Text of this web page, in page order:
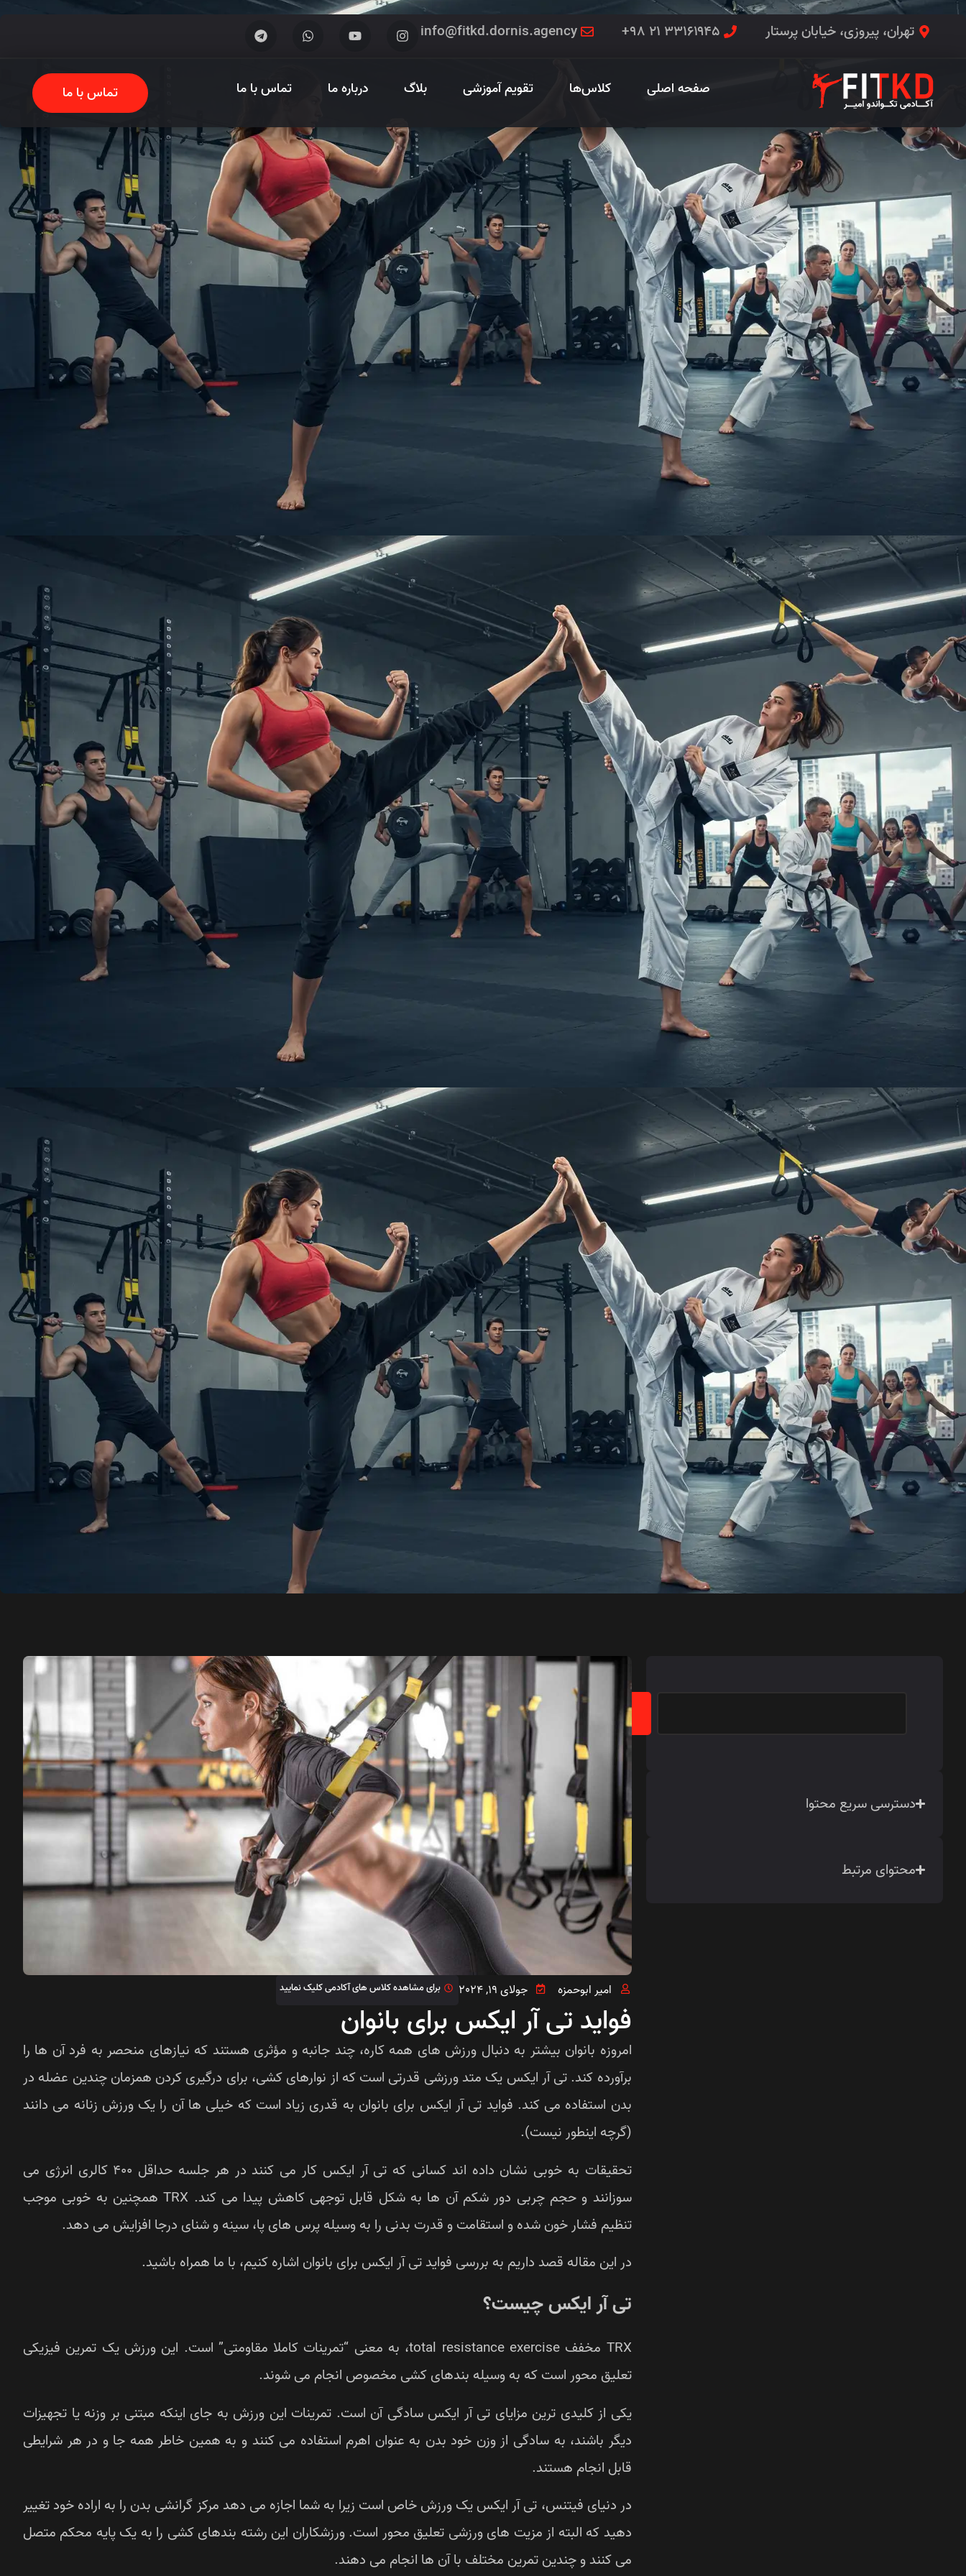
تهران، پیروزی، خیابان پرستار ۳۳۱۶۱۹۴۵ ۲۱ ۹۸+ info@fitkd.dornis.agency
صفحه اصلی کلاس‌ها تقویم آموزشی بلاگ درباره ما تماس با ما تماس با ما
دسترسی سریع محتوا
محتوای مرتبط
امیر ابوحمزه جولای 19, 2024 برای مشاهده کلاس های آکادمی کلیک نمایید
فواید تی آر ایکس برای بانوان
امروزه بانوان بیشتر به دنبال ورزش‌ های همه کاره، چند جانبه و مؤثری هستند که نیازهای منحصر به فرد آن ها را
برآورده کند. تی آر ایکس یک متد ورزشی قدرتی است که از نوارهای کشی، برای درگیری کردن همزمان چندین عضله در
بدن استفاده می‌ کند. فواید تی آر ایکس برای بانوان به قدری زیاد است که خیلی ها آن را یک ورزش زنانه می‌ دانند
(گرچه اینطور نیست).
تحقیقات به خوبی نشان داده اند کسانی که تی آر ایکس کار می کنند در هر جلسه حداقل 400 کالری انرژی می
سوزانند و حجم چربی دور شکم آن ها به شکل قابل توجهی کاهش پیدا می کند. TRX همچنین به خوبی موجب
تنظیم فشار خون شده و استقامت و قدرت بدنی را به وسیله پرس های پا، سینه و شنای درجا افزایش می دهد.
در این مقاله قصد داریم به بررسی فواید تی آر ایکس برای بانوان اشاره کنیم، با ما همراه باشید.
تی آر ایکس چیست؟
TRX مخفف total resistance exercise، به معنی “تمرینات کاملا مقاومتی” است. این ورزش یک تمرین فیزیکی
تعلیق محور است که به وسیله بندهای کشی مخصوص انجام می شوند.
یکی از کلیدی ترین مزایای تی آر ایکس سادگی آن است. تمرینات این ورزش به جای اینکه مبتنی بر وزنه یا تجهیزات
دیگر باشند، به سادگی از وزن خود بدن به عنوان اهرم استفاده می کنند و به همین خاطر همه جا و در هر شرایطی
قابل انجام هستند.
در دنیای فیتنس، تی آر ایکس یک ورزش خاص است زیرا به شما اجازه می دهد مرکز گرانشی بدن را به اراده خود تغییر
دهید که البته از مزیت های ورزشی تعلیق محور است. ورزشکاران این رشته بندهای کشی را به یک پایه محکم متصل
می کنند و چندین تمرین مختلف با آن ها انجام می دهند.